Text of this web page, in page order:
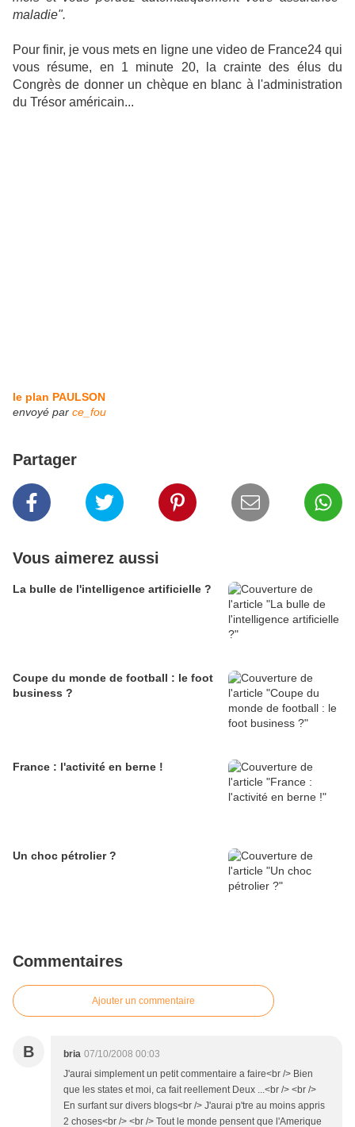
maladie".
Pour finir, je vous mets en ligne une video de France24 qui
vous résume, en 1 minute 20, la crainte des élus du
Congrès de donner un chèque en blanc à l'administration
du Trésor américain...
le plan PAULSON
envoyé par ce_fou
Partager
Vous aimerez aussi
La bulle de l'intelligence artificielle ?
Coupe du monde de football : le foot
business ?
France : l'activité en berne !
Un choc pétrolier ?
Commentaires
Ajouter un commentaire
B bria 07/10/2008 00:03
J'aurai simplement un petit commentaire a faire<br /> Bien
que les states et moi, ca fait reellement Deux ...<br /> <br />
En surfant sur divers blogs<br /> J'aurai p'tre au moins appris
2 choses<br /> <br /> Tout le monde pensent que l'Amerique